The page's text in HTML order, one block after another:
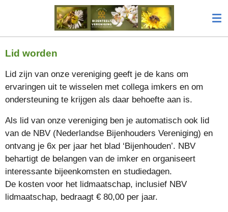
naar
de
Lid worden
Lid zijn van onze vereniging geeft je de kans om
ervaringen uit te wisselen met collega imkers en om
ondersteuning te krijgen als daar behoefte aan is.
Als lid van onze vereniging ben je automatisch ook lid
van de NBV (Nederlandse Bijenhouders Vereniging) en
ontvang je 6x per jaar het blad ‘Bijenhouden’. NBV
behartigt de belangen van de imker en organiseert
interessante bijeenkomsten en studiedagen.
De kosten voor het lidmaatschap, inclusief NBV
lidmaatschap, bedraagt € 80,00 per jaar.